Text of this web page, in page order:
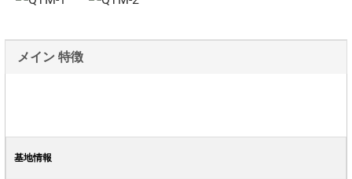
メイン 特徴
基地情報